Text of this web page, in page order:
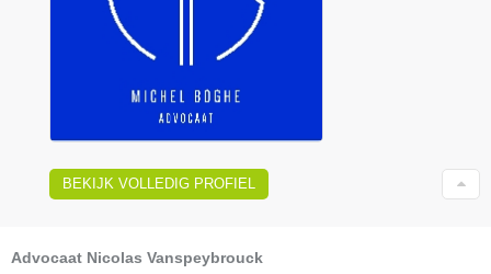
BEKIJK VOLLEDIG PROFIEL
Advocaat Nicolas Vanspeybrouck